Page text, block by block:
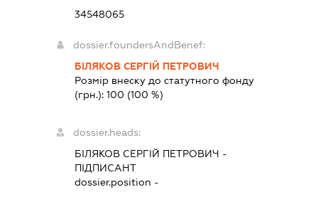
34548065
dossier.foundersAndBenef:
БІЛЯКОВ СЕРГІЙ ПЕТРОВИЧ
Розмір внеску до статутного фонду
(грн.):100 (100 %)
dossier.heads:
БІЛЯКОВ СЕРГІЙ ПЕТРОВИЧ -
ПІДПИСАНТ
dossier.position -